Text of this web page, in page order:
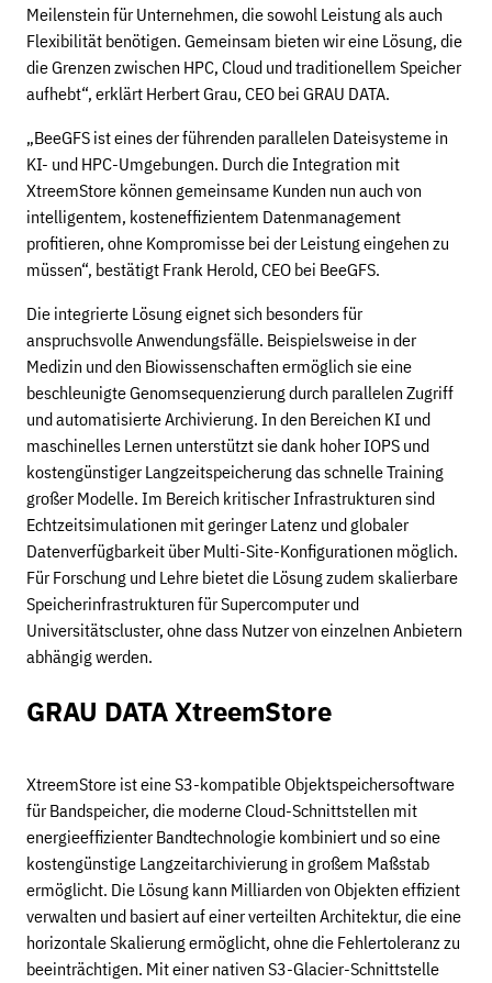
Meilenstein für Unternehmen, die sowohl Leistung als auch
Flexibilität benötigen. Gemeinsam bieten wir eine Lösung, die
die Grenzen zwischen HPC, Cloud und traditionellem Speicher
aufhebt“, erklärt Herbert Grau, CEO bei GRAU DATA.
„BeeGFS ist eines der führenden parallelen Dateisysteme in
KI- und HPC-Umgebungen. Durch die Integration mit
XtreemStore können gemeinsame Kunden nun auch von
intelligentem, kosteneffizientem Datenmanagement
profitieren, ohne Kompromisse bei der Leistung eingehen zu
müssen“, bestätigt Frank Herold, CEO bei BeeGFS.
Die integrierte Lösung eignet sich besonders für
anspruchsvolle Anwendungsfälle. Beispielsweise in der
Medizin und den Biowissenschaften ermöglich sie eine
beschleunigte Genomsequenzierung durch parallelen Zugriff
und automatisierte Archivierung. In den Bereichen KI und
maschinelles Lernen unterstützt sie dank hoher IOPS und
kostengünstiger Langzeitspeicherung das schnelle Training
großer Modelle. Im Bereich kritischer Infrastrukturen sind
Echtzeitsimulationen mit geringer Latenz und globaler
Datenverfügbarkeit über Multi-Site-Konfigurationen möglich.
Für Forschung und Lehre bietet die Lösung zudem skalierbare
Speicherinfrastrukturen für Supercomputer und
Universitätscluster, ohne dass Nutzer von einzelnen Anbietern
abhängig werden.
GRAU DATA XtreemStore
XtreemStore ist eine S3-kompatible Objektspeichersoftware
für Bandspeicher, die moderne Cloud-Schnittstellen mit
energieeffizienter Bandtechnologie kombiniert und so eine
kostengünstige Langzeitarchivierung in großem Maßstab
ermöglicht. Die Lösung kann Milliarden von Objekten effizient
verwalten und basiert auf einer verteilten Architektur, die eine
horizontale Skalierung ermöglicht, ohne die Fehlertoleranz zu
beeinträchtigen. Mit einer nativen S3-Glacier-Schnittstelle